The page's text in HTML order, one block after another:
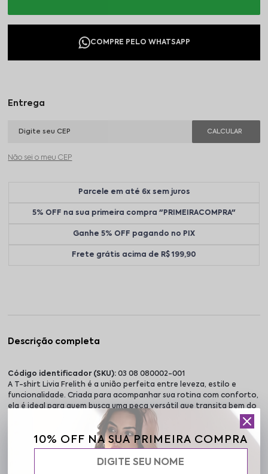
Não sei o meu CEP
Parcele em até 6x sem juros
5% OFF na sua primeira compra "PRIMEIRACOMPRA"
Ganhe 5% OFF pagando no PIX
Frete grátis acima de R$ 199,90
Descrição completa
Código identificador (SKU): 03 08 080002-001
A T-shirt Livia Frelith é a união perfeita entre leveza, estilo e
funcionalidade. Criada para acompanhar sua rotina com conforto,
ela é ideal para quem busca uma peça versátil que transita bem do
treino ao dia a dia. Feita em tecido crepe liso de toque suave,
proporciona sensação de frescor e liberdade o dia inteiro. A
estrutura leve do tecido confere caimento solto e elegante, sem
marcar o corpo. O design moderno conta com aberturas laterais e
parte traseira levemente alongada, garantindo mais mobilidade e
10% OFF NA SUA PRIMEIRA COMPRA